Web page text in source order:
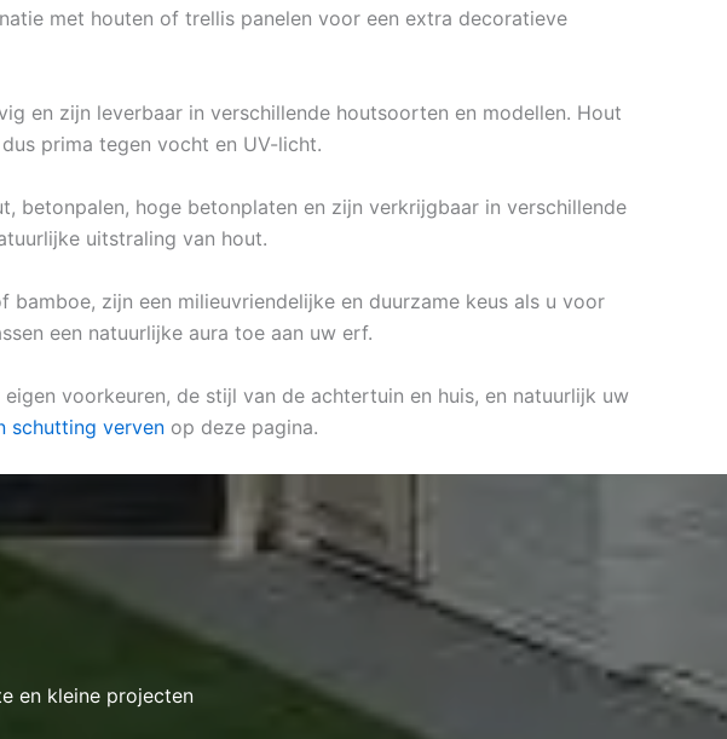
met houten of trellis panelen voor een extra decoratieve
en zijn leverbaar in verschillende houtsoorten en modellen. Hout
prima tegen vocht en UV-licht.
betonpalen, hoge betonplaten en zijn verkrijgbaar in verschillende
uitstraling van hout.
zijn een milieuvriendelijke en duurzame keus als u voor
een natuurlijke aura toe aan uw erf.
voorkeuren, de stijl van de achtertuin en huis, en natuurlijk uw
schutting verven op deze pagina.
en kleine projecten